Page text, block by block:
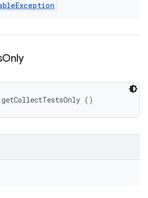
Exception
Only
()